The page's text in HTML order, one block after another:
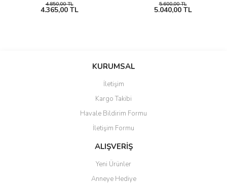
4.850,00 TL
4.365,00 TL
5.600,00 TL
5.040,00 TL
KURUMSAL
İletişim
Kargo Takibi
Havale Bildirim Formu
İletişim Formu
ALIŞVERİŞ
Yeni Ürünler
Anneye Hediye